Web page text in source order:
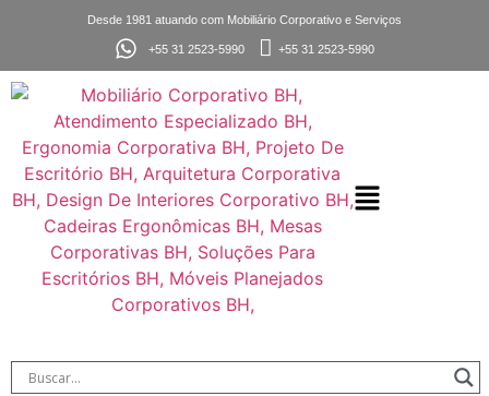
Desde 1981 atuando com Mobiliário Corporativo e Serviços
+55 31 2523-5990 +55 31 2523-5990